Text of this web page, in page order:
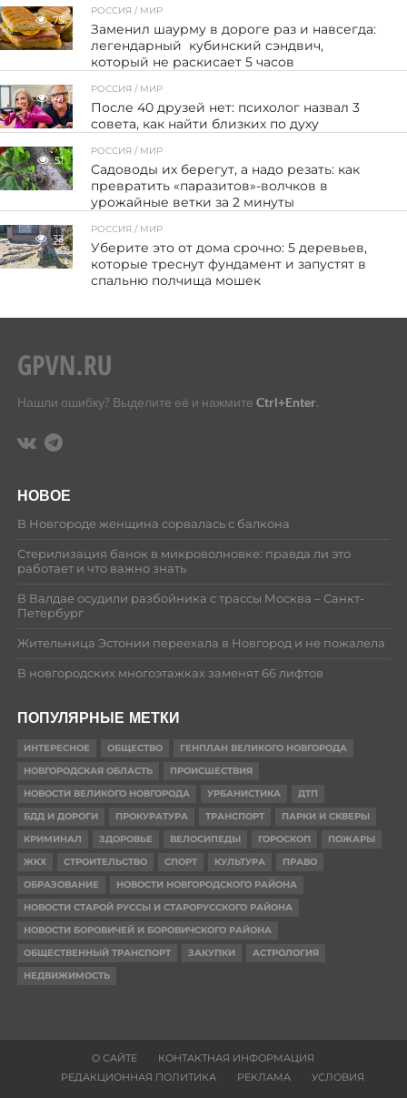
75
РОССИЯ / МИР
Заменил шаурму в дороге раз и навсегда:
легендарный кубинский сэндвич,
который не раскисает 5 часов
41
РОССИЯ / МИР
После 40 друзей нет: психолог назвал 3
совета, как найти близких по духу
51
РОССИЯ / МИР
Садоводы их берегут, а надо резать: как
превратить «паразитов»-волчков в
урожайные ветки за 2 минуты
33
РОССИЯ / МИР
Уберите это от дома срочно: 5 деревьев,
которые треснут фундамент и запустят в
спальню полчища мошек
Нашли ошибку? Выделите её и нажмите Ctrl+Enter.
НОВОЕ
В Новгороде женщина сорвалась с балкона
Стерилизация банок в микроволновке: правда ли это
работает и что важно знать
В Валдае осудили разбойника с трассы Москва – Санкт-
Петербург
Жительница Эстонии переехала в Новгород и не пожалела
В новгородских многоэтажках заменят 66 лифтов
ПОПУЛЯРНЫЕ МЕТКИ
ИНТЕРЕСНОЕ ОБЩЕСТВО
ГЕНПЛАН ВЕЛИКОГО НОВГОРОДА
НОВГОРОДСКАЯ ОБЛАСТЬ
ПРОИСШЕСТВИЯ
НОВОСТИ ВЕЛИКОГО НОВГОРОДА
УРБАНИСТИКА
ДТП
БДД И ДОРОГИ
ПРОКУРАТУРА ТРАНСПОРТ
ПАРКИ И СКВЕРЫ
КРИМИНАЛ
ЗДОРОВЬЕ ВЕЛОСИПЕДЫ ГОРОСКОП
ПОЖАРЫ
ЖКХ
СТРОИТЕЛЬСТВО СПОРТ КУЛЬТУРА
ПРАВО
ОБРАЗОВАНИЕ
НОВОСТИ НОВГОРОДСКОГО РАЙОНА
НОВОСТИ СТАРОЙ РУССЫ И СТАРОРУССКОГО РАЙОНА
НОВОСТИ БОРОВИЧЕЙ И БОРОВИЧСКОГО РАЙОНА
ОБЩЕСТВЕННЫЙ ТРАНСПОРТ
ЗАКУПКИ
АСТРОЛОГИЯ
НЕДВИЖИМОСТЬ
О САЙТЕ
КОНТАКТНАЯ ИНФОРМАЦИЯ
РЕДАКЦИОННАЯ ПОЛИТИКА
РЕКЛАМА УСЛОВИЯ